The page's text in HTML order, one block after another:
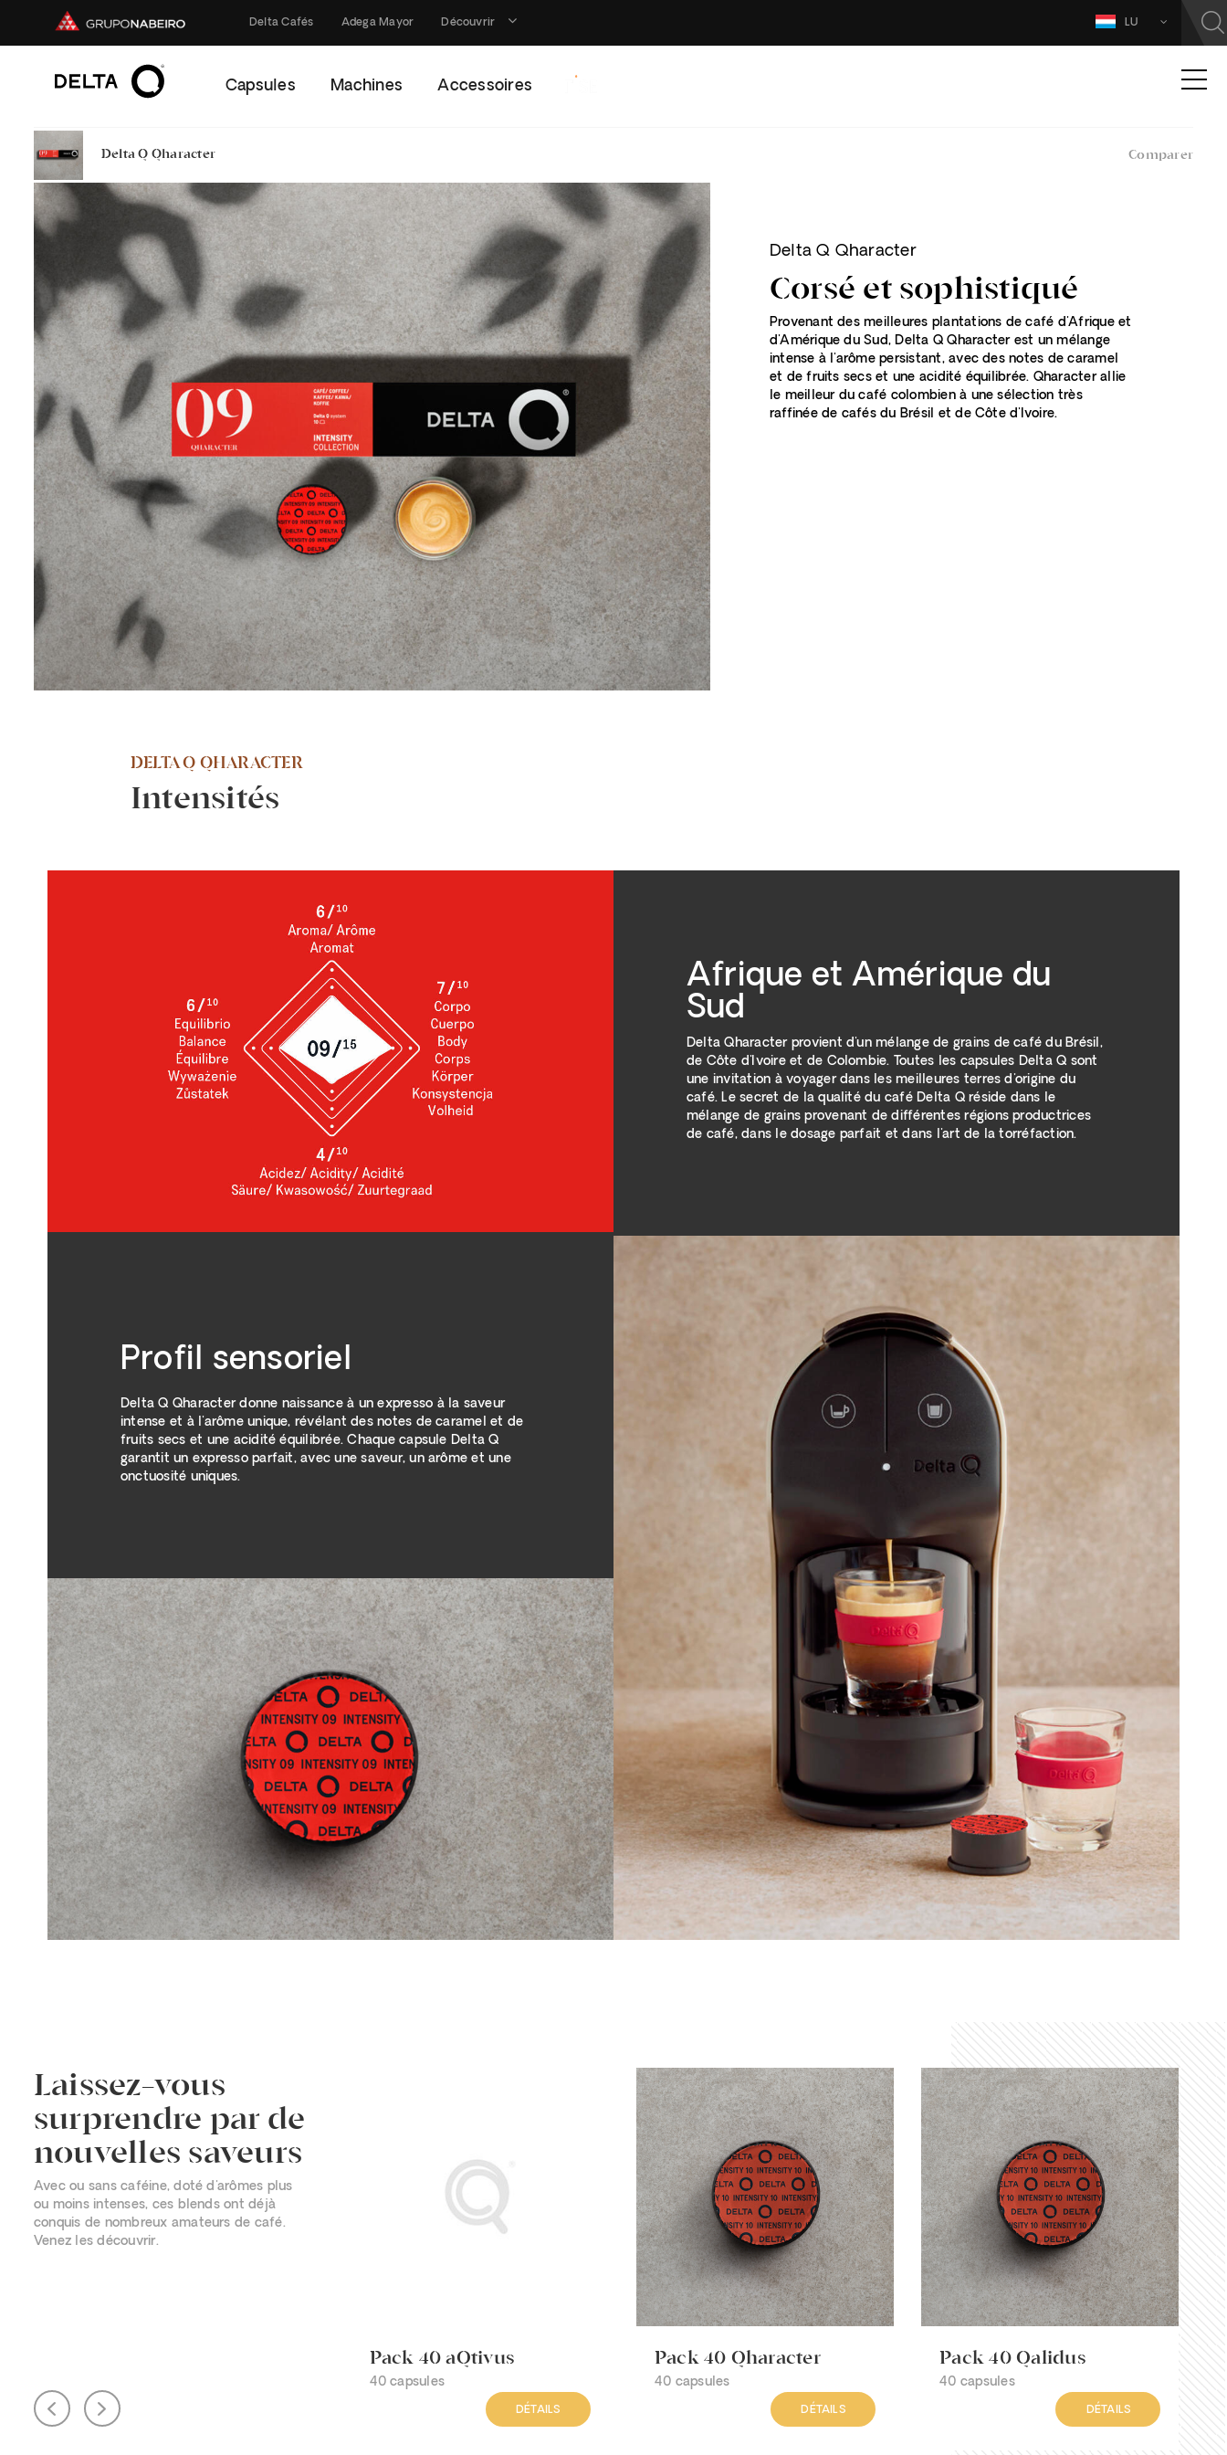
Delta Cafés Adega Mayor Découvrir LU
Capsules Machines Accessoires
Delta Q Qharacter Comparer
Delta Q Qharacter
Corsé et sophistiqué
Provenant des meilleures plantations de café d'Afrique et
d'Amérique du Sud, Delta Q Qharacter est un mélange
intense à l'arôme persistant, avec des notes de caramel
et de fruits secs et une acidité équilibrée. Qharacter allie
le meilleur du café colombien à une sélection très
raffinée de cafés du Brésil et de Côte d'Ivoire.
DELTA Q QHARACTER
Intensités
Afrique et Amérique du
Sud
Delta Qharacter provient d'un mélange de grains de café du Brésil,
de Côte d'Ivoire et de Colombie. Toutes les capsules Delta Q sont
une invitation à voyager dans les meilleures terres d'origine du
café. Le secret de la qualité du café Delta Q réside dans le
mélange de grains provenant de différentes régions productrices
de café, dans le dosage parfait et dans l'art de la torréfaction.
Profil sensoriel
Delta Q Qharacter donne naissance à un expresso à la saveur
intense et à l'arôme unique, révélant des notes de caramel et de
fruits secs et une acidité équilibrée. Chaque capsule Delta Q
garantit un expresso parfait, avec une saveur, un arôme et une
onctuosité uniques.
Laissez-vous
surprendre par de
nouvelles saveurs
Avec ou sans caféine, doté d'arômes plus
ou moins intenses, ces blends ont déjà
conquis de nombreux amateurs de café.
Venez les découvrir.
Pack 40 aQtivus
40 capsules
DÉTAILS
Pack 40 Qharacter
40 capsules
DÉTAILS
Pack 40 Qalidus
40 capsules
DÉTAILS